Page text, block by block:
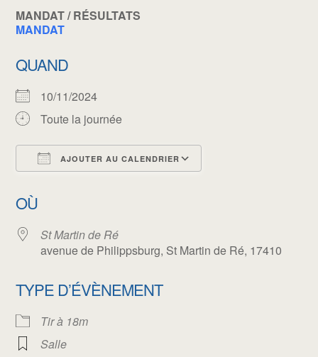
MANDAT / RÉSULTATS
MANDAT
QUAND
10/11/2024
Toute la journée
AJOUTER AU CALENDRIER
OÙ
St Martin de Ré
avenue de Philippsburg, St Martin de Ré, 17410
TYPE D’ÉVÈNEMENT
Tir à 18m
Salle